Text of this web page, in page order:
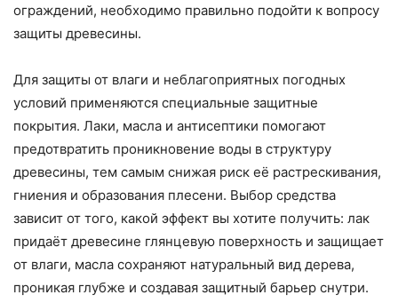
ограждений, необходимо правильно подойти к вопросу
защиты древесины.
Для защиты от влаги и неблагоприятных погодных
условий применяются специальные защитные
покрытия. Лаки, масла и антисептики помогают
предотвратить проникновение воды в структуру
древесины, тем самым снижая риск её растрескивания,
гниения и образования плесени. Выбор средства
зависит от того, какой эффект вы хотите получить: лак
придаёт древесине глянцевую поверхность и защищает
от влаги, масла сохраняют натуральный вид дерева,
проникая глубже и создавая защитный барьер снутри.